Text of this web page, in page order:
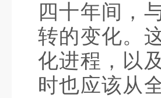
四十年间，
转的变化。
化进程，以
时也应该从